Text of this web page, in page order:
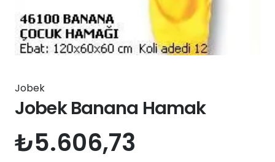
Jobek
Jobek Banana Hamak
₺5.606,73